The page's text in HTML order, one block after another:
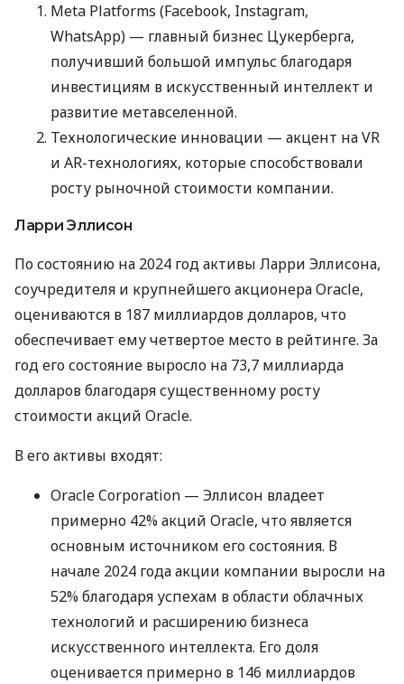
Meta Platforms (Facebook, Instagram,
WhatsApp) — главный бизнес Цукерберга,
получивший большой импульс благодаря
инвестициям в искусственный интеллект и
развитие метавселенной.
Технологические инновации — акцент на VR
и AR-технологиях, которые способствовали
росту рыночной стоимости компании.
Ларри Эллисон
По состоянию на 2024 год активы Ларри Эллисона,
соучредителя и крупнейшего акционера Oracle,
оцениваются в 187 миллиардов долларов, что
обеспечивает ему четвертое место в рейтинге. За
год его состояние выросло на 73,7 миллиарда
долларов благодаря существенному росту
стоимости акций Oracle.
В его активы входят:
Oracle Corporation — Эллисон владеет
примерно 42% акций Oracle, что является
основным источником его состояния. В
начале 2024 года акции компании выросли на
52% благодаря успехам в области облачных
технологий и расширению бизнеса
искусственного интеллекта. Его доля
оценивается примерно в 146 миллиардов